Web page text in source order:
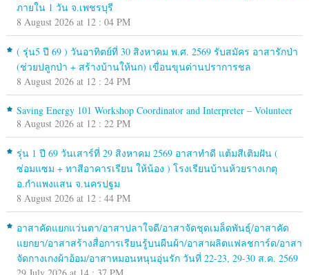
ภายใน 1 วัน จ.เพชรบุรี
8 August 2026 at 12 : 04 PM
( รุ่น5 ปี 69 ) วันอาทิตย์ที่ 30 สิงหาคม พ.ศ. 2569 รับสมัคร อาสารักป่า
(ช่วยปลูกป่า + สร้างบ้านให้นก) เขื่อนขุนด่านปราการชล
8 August 2026 at 12 : 24 PM
Saving Energy 101 Workshop Coordinator and Interpreter – Volunteer
8 August 2026 at 12 : 22 PM
รุ่น 1 ปี 69 วันเสาร์ที่ 29 สิงหาคม 2569 อาสาทำดี แต้มสีเติมฝัน (
ซ่อมแซม + ทาสีอาคารเรียน ให้น้อง ) โรงเรียนบ้านห้วยรางเกตุ
อ.กำแพงแสน จ.นครปฐม
8 August 2026 at 12 : 44 PM
อาสาคัดแยกแว่นตา/อาสาปลาใจดี/อาสาจัดชุดเมล็ดพันธุ์/อาสาคัด
แยกยา/อาสาสร้างสื่อการเรียนรู้บนผืนผ้า/อาสาผลิตแฟลชการ์ด/อาสา
จัดกางเกงผ้าอ้อม/อาสาหมอนหนุนอุ่นรัก วันที่ 22-23, 29-30 ส.ค. 2569